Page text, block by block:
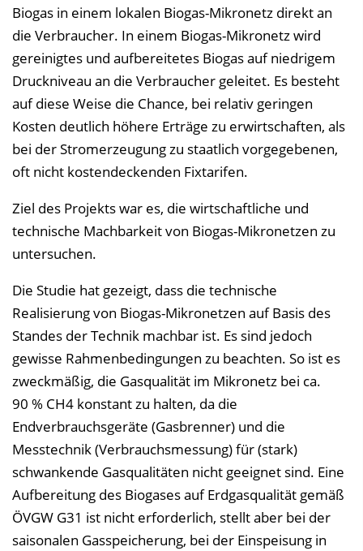
e
n
d
e
Biogas in einem lokalen Biogas-Mikronetz direkt an
die Verbraucher. In einem Biogas-Mikronetz wird
gereinigtes und aufbereitetes Biogas auf niedrigem
Druckniveau an die Verbraucher geleitet. Es besteht
auf diese Weise die Chance, bei relativ geringen
Kosten deutlich höhere Erträge zu erwirtschaften, als
bei der Stromerzeugung zu staatlich vorgegebenen,
oft nicht kostendeckenden Fixtarifen.
Ziel des Projekts war es, die wirtschaftliche und
technische Machbarkeit von Biogas-Mikronetzen zu
untersuchen.
Die Studie hat gezeigt, dass die technische
Realisierung von Biogas-Mikronetzen auf Basis des
Standes der Technik machbar ist. Es sind jedoch
gewisse Rahmenbedingungen zu beachten. So ist es
zweckmäßig, die Gasqualität im Mikronetz bei ca.
90 % CH4 konstant zu halten, da die
Endverbrauchsgeräte (Gasbrenner) und die
Messtechnik (Verbrauchsmessung) für (stark)
schwankende Gasqualitäten nicht geeignet sind. Eine
Aufbereitung des Biogases auf Erdgasqualität gemäß
ÖVGW G31 ist nicht erforderlich, stellt aber bei der
saisonalen Gasspeicherung, bei der Einspeisung in